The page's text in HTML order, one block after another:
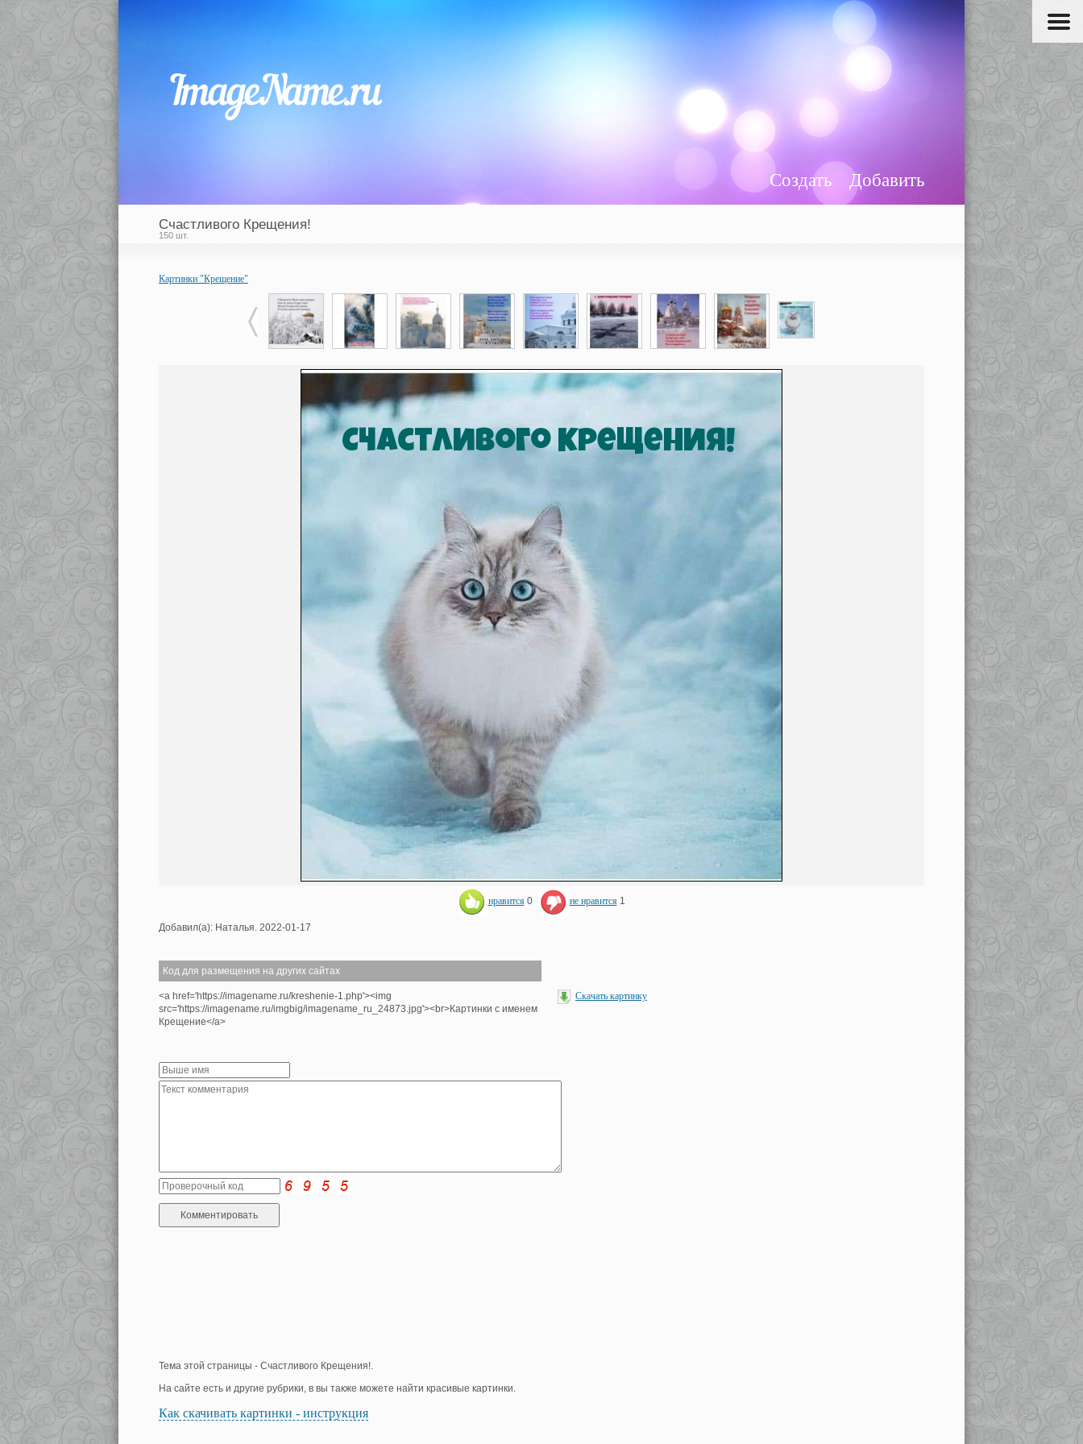
Добавить
Создать
Счастливого Крещения!
150 шт.
Картинки "Крещение"
нравится 0 не нравится 1
Добавил(а): Наталья. 2022-01-17
Код для размещения на других сайтах
<a href='https://imagename.ru/kreshenie-1.php'><img
src='https://imagename.ru/imgbig/imagename_ru_24873.jpg'><br>Картинки с именем
Крещение</a>
Скачать картинку
Тема этой страницы - Счастливого Крещения!.
На сайте есть и другие рубрики, в вы также можете найти красивые картинки.
Как скачивать картинки - инструкция